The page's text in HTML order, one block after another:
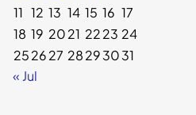
11 12 13 14 15 16 17
18 19 2021 2223 24
252627 28293031
« Jul